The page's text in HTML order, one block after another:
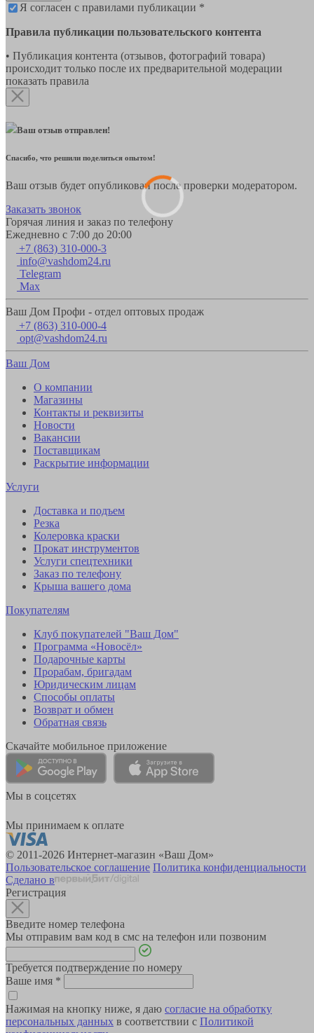
Я согласен с правилами публикации *
Правила публикации пользовательского контента
• Публикация контента (отзывов, фотографий товара)
происходит только после их предварительной модерации
показать правила
Ваш отзыв отправлен!
Спасибо, что решили поделиться опытом!
Ваш отзыв будет опубликован после проверки модератором.
Заказать звонок
Горячая линия и заказ по телефону
Ежедневно с 7:00 до 20:00
+7 (863) 310-000-3
info@vashdom24.ru
Telegram
Max
Ваш Дом Профи - отдел оптовых продаж
+7 (863) 310-000-4
opt@vashdom24.ru
Ваш Дом
О компании
Магазины
Контакты и реквизиты
Новости
Вакансии
Поставщикам
Раскрытие информации
Услуги
Доставка и подъем
Резка
Колеровка краски
Прокат инструментов
Услуги спецтехники
Заказ по телефону
Крыша вашего дома
Покупателям
Клуб покупателей "Ваш Дом"
Программа «Новосёл»
Подарочные карты
Прорабам, бригадам
Юридическим лицам
Способы оплаты
Возврат и обмен
Обратная связь
Скачайте мобильное приложение
Мы в соцсетях
Мы принимаем к оплате
© 2011-2026 Интернет-магазин «Ваш Дом»
Пользовательское соглашение Политика конфиденциальности
Сделано в
Регистрация
Введите номер телефона
Мы отправим вам код в смс на телефон или позвоним
Требуется подтверждение по номеру
Ваше имя *
Нажимая на кнопку ниже, я даю согласие на обработку
персональных данных в соответствии с Политикой